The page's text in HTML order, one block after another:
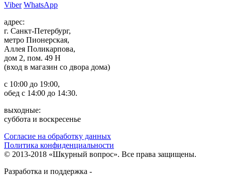
Viber WhatsApp
адрес:
г. Санкт-Петербург,
метро Пионерская,
Аллея Поликарпова,
дом 2, пом. 49 Н
(вход в магазин со двора дома)
с 10:00 до 19:00,
обед с 14:00 до 14:30.
выходные:
суббота и воскресенье
Согласие на обработку данных
Политика конфиденциальности
© 2013-2018 «Шкурный вопрос». Все права защищены.
Разработка и поддержка -